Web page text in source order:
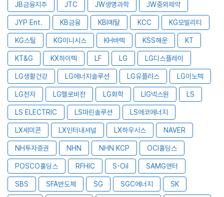
JB금융지주 JTC JW생명과학 JW중외제약
JYP Ent. KB금융 KBI메탈 KCC KG모빌리티
KG스틸 KG이니시스 KH바텍 KSS해운 KT
KT&G KX하이텍 LF LG LG디스플레이
LG생활건강 LG에너지솔루션 LG유플러스 LG이노텍
LG전자 LG헬로비전 LG화학 LIG넥스원 LS
LS ELECTRIC LS마린솔루션 LS에코에너지
LX세미콘 LX인터내셔널 LX하우시스 NAVER
NH투자증권 NHN NHN KCP OCI홀딩스
POSCO홀딩스 RFHIC S-Oil SAMG엔터
SBS SFA반도체 SG SGC에너지 SK